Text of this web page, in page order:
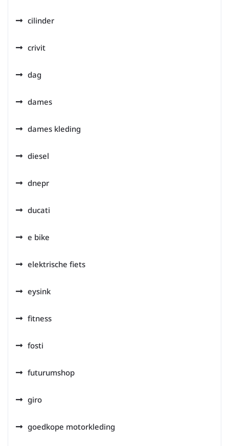
cilinder
crivit
dag
dames
dames kleding
diesel
dnepr
ducati
e bike
elektrische fiets
eysink
fitness
fosti
futurumshop
giro
goedkope motorkleding